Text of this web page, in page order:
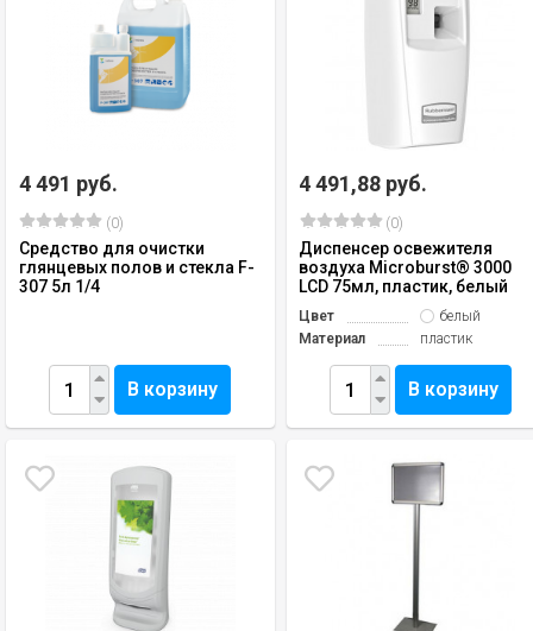
4 491 руб.
(0)
Средство для очистки
глянцевых полов и стекла F-
307 5л 1/4
В корзину
4 491,88 руб.
(0)
Диспенсер освежителя
воздуха Microburst® 3000
LCD 75мл, пластик, белый
Цвет
белый
Материал
пластик
В корзину